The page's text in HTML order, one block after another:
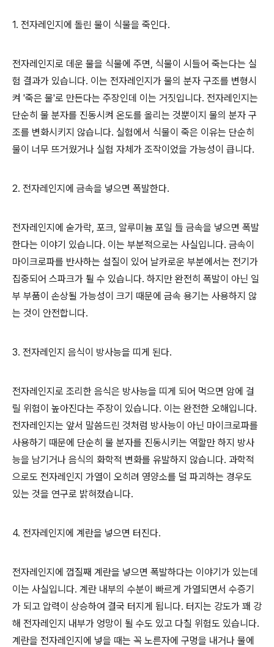
1. 전자레인지에 돌린 물이 식물을 죽인다.
전자레인지로 데운 물을 식물에 주면, 식물이 시들어 죽는다는 실
험 결과가 있습니다. 이는 전자레인지가 물의 분자 구조를 변형시
켜 '죽은 물'로 만든다는 주장인데 이는 거짓입니다. 전자레인지는
단순히 물 분자를 진동시켜 온도를 올리는 것뿐이지 물의 분자 구
조를 변화시키지 않습니다. 실험에서 식물이 죽은 이유는 단순히
물이 너무 뜨거웠거나 실험 자체가 조작이었을 가능성이 큽니다.
2. 전자레인지에 금속을 넣으면 폭발한다.
전자레인지에 숟가락, 포크, 알루미늄 포일 들 금속을 넣으면 폭발
한다는 이야기 있습니다. 이는 부분적으로는 사실입니다. 금속이
마이크로파를 반사하는 설질이 있어 날카로운 부분에서는 전기가
집중되어 스파크가 튈 수 있습니다. 하지만 완전히 폭발이 아닌 일
부 부품이 손상될 가능성이 크기 때문에 금속 용기는 사용하지 않
는 것이 안전합니다.
3. 전자레인지 음식이 방사능을 띠게 된다.
전자레인지로 조리한 음식은 방사능을 띠게 되어 먹으면 암에 걸
릴 위험이 높아진다는 주장이 있습니다. 이는 완전한 오해입니다.
전자레인지는 앞서 말씀드린 것처럼 방사능이 아닌 마이크로파를
사용하기 때문에 단순히 물 분자를 진동시키는 역할만 하지 방사
능을 남기거나 음식의 화학적 변화를 유발하지 않습니다. 과학적
으로도 전자레인지 가열이 오히려 영양소를 덜 파괴하는 경우도
있는 것을 연구로 밝혀졌습니다.
4. 전자레인지에 계란을 넣으면 터진다.
전자레인지에 껍질째 계란을 넣으면 폭발하다는 이야기가 있는데
이는 사실입니다. 계란 내부의 수분이 빠르게 가열되면서 수증기
가 되고 압력이 상승하여 결국 터지게 됩니다. 터지는 강도가 꽤 강
해 전자레인지 내부가 엉망이 될 수도 있고 다칠 위험도 있습니다.
계란을 전자레인지에 넣을 때는 꼭 노른자에 구멍을 내거나 물에